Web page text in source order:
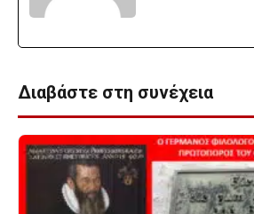
Διαβάστε στη συνέχεια